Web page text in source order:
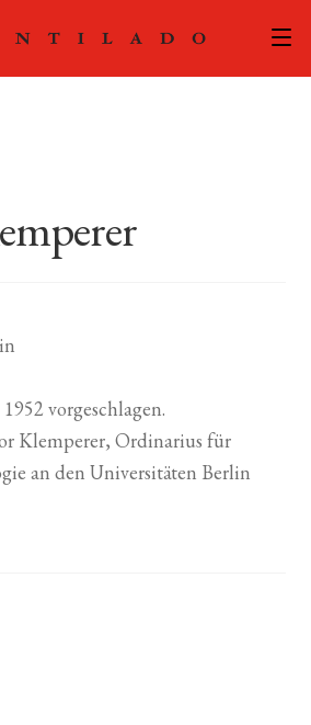
CONTACTO
vorgeschlagen.
Klemperer, Ordinarius für
an den Universitäten Berlin